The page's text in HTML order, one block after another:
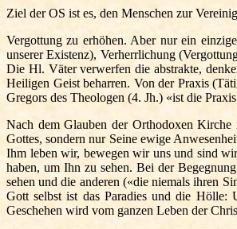
Ziel der OS ist es, den Menschen zur
Vergottung zu erhöhen. Aber nur ein
unserer Existenz), Verherrlichung
Die Hl. Väter verwerfen die abstrakte,
Heiligen Geist beharren. Von der Praxis
Gregors des Theologen (4. Jh.) «ist die
Nach dem Glauben der Orthodoxen
Gottes, sondern nur Seine ewige
Ihm leben wir, bewegen wir uns und sind
haben, um Ihn zu sehen. Bei der
sehen und die anderen («die niemals ihren
Gott selbst ist das Paradies und die Hölle:
Geschehen wird vom ganzen Leben der